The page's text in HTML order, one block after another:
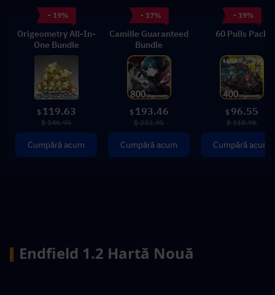
- 19%
Origeometry All-In-
One Bundle
$ 119.63
$ 146.95
Cumpără acum
- 17%
Camille Guaranteed
Bundle
$ 193.46
$ 232.95
Cumpără acum
- 19%
60 Pulls Pack
$ 96.55
$ 118.96
Cumpără acum
Endfield 1.2 Hartă Nouă